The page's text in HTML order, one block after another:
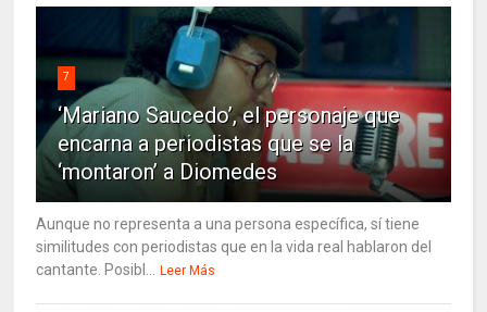
7
‘Mariano Saucedo’, el personaje que
encarna a periodistas que se la
‘montaron’ a Diomedes
Aunque no representa a una persona específica, sí tiene
similitudes con periodistas que en la vida real hablaron del
cantante. Posibl...
Leer Más